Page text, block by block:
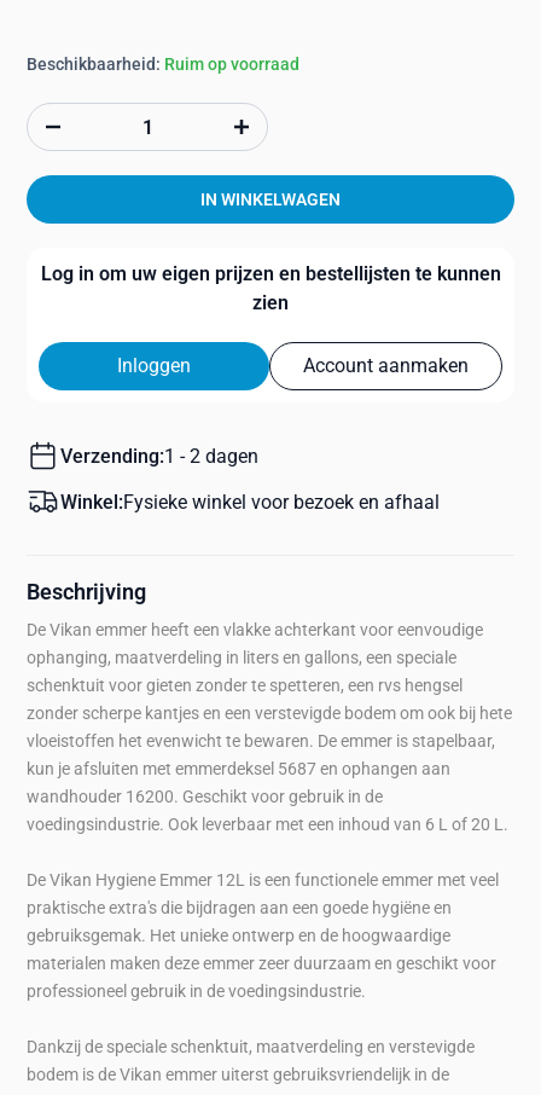
Beschikbaarheid: Ruim op voorraad
IN WINKELWAGEN
Log in om uw eigen prijzen en bestellijsten te kunnen
zien
Inloggen Account aanmaken
Verzending:1 - 2 dagen
Winkel:Fysieke winkel voor bezoek en afhaal
Beschrijving
De Vikan emmer heeft een vlakke achterkant voor eenvoudige
ophanging, maatverdeling in liters en gallons, een speciale
schenktuit voor gieten zonder te spetteren, een rvs hengsel
zonder scherpe kantjes en een verstevigde bodem om ook bij hete
vloeistoffen het evenwicht te bewaren. De emmer is stapelbaar,
kun je afsluiten met emmerdeksel 5687 en ophangen aan
wandhouder 16200. Geschikt voor gebruik in de
voedingsindustrie. Ook leverbaar met een inhoud van 6 L of 20 L.
De Vikan Hygiene Emmer 12L is een functionele emmer met veel
praktische extra's die bijdragen aan een goede hygiëne en
gebruiksgemak. Het unieke ontwerp en de hoogwaardige
materialen maken deze emmer zeer duurzaam en geschikt voor
professioneel gebruik in de voedingsindustrie.
Dankzij de speciale schenktuit, maatverdeling en verstevigde
bodem is de Vikan emmer uiterst gebruiksvriendelijk in de